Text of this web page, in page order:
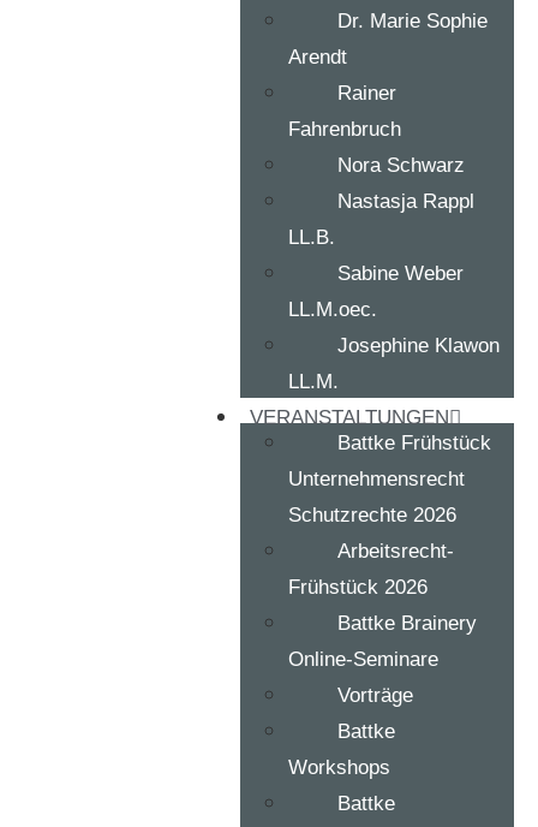
Dr. Marie Sophie
Arendt
Rainer
Fahrenbruch
Nora Schwarz
Nastasja Rappl
LL.B.
Sabine Weber
LL.M.oec.
Josephine Klawon
LL.M.
VERANSTALTUNGEN
Battke Frühstück
Unternehmensrecht
Schutzrechte 2026
Arbeitsrecht-
Frühstück 2026
Battke Brainery
Online-Seminare
Vorträge
Battke
Workshops
Battke